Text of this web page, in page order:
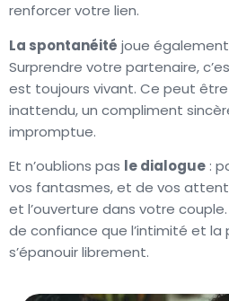
renforcer votre lien.
La spontanéité joue
Surprendre votre partenaire,
est toujours vivant. Ce peut
inattendu, un compliment
impromptue.
Et n’oublions pas le dialogue :
vos fantasmes, et de vos
et l’ouverture dans votre
de confiance que l’intimité et la
s’épanouir librement.